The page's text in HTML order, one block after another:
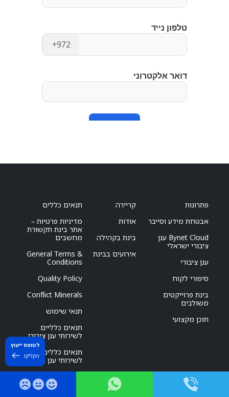
לטופס ייעוץ
הקליקו
פתרונות
אבטחת מידע וסייבר
Bynet Cloud ענן
ציבורי ישראלי
ענן ציבורי
סיפורי לקוח
בינת פרוייקטים
משולבים
תוכן מקצועי
קריירה
אודות
בינת בקהילה
אירועים בבינת
תנאים כללים
מדיניות פרטיות –
אתר בינת תקשורת
מחשבים
General Terms &
Conditions
Quality Policy
Conflict Minerals
תנאי שימוש
תנאים כלליים
לשירותי ענן ציבורי
תנאים כללים
לשירותי ענן בינת
דו”ח מגדר חיצוני